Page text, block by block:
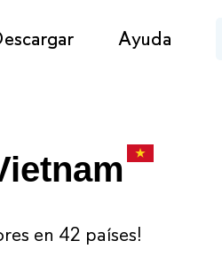
Ayuda
en 42 países!